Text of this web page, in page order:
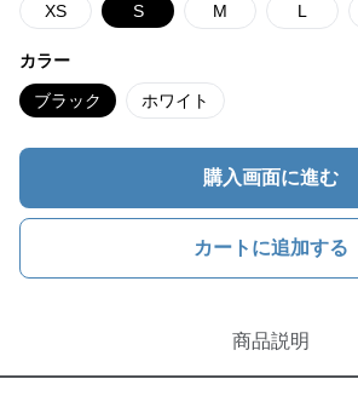
XS S M L
カラー
ブラック ホワイト
購入画面に進む
カートに追加する
商品説明